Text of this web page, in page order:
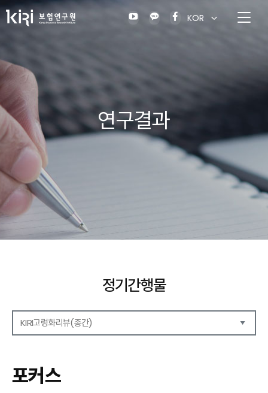
KOR
연구결과
정기간행물
KIRI고령화리뷰(종간)
보험금융연구
KIRI 리포트
포커스